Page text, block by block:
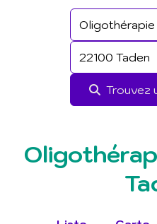
Trouvez
Mot de passe
J'ai oublié
Connexion